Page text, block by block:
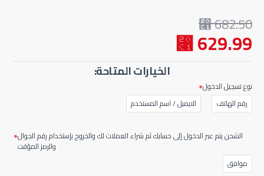
629.99 ⃁
682.50 ⃁
الخيارات المتاحة:
نوع تسجيل الدخول
رقم الهاتف
الايميل / اسم المستخدم
الشحن يتم عبر الدخول إلى حسابك ثم شراء العملات لك والخروج بإستخدام رقم الجوال
والرمز المؤقت
موافق